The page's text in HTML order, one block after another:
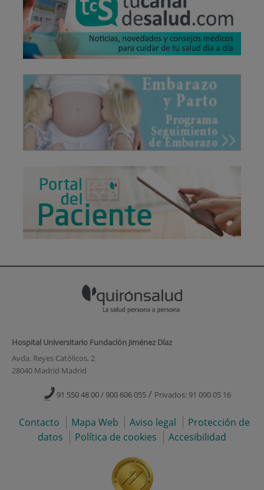
Hospital Universitario Fundación Jiménez Díaz
Avda. Reyes Católicos, 2
28040 Madrid Madrid
91 550 48 00 / 900 606 055 / Privados: 91 090 05 16
Contacto Mapa Web Aviso legal
Protección de
datos
Política de cookies Accesibilidad